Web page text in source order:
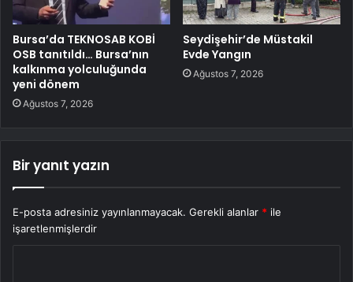
Bursa’da TEKNOSAB KOBİ
OSB tanıtıldı… Bursa’nın
kalkınma yolculuğunda
yeni dönem
Ağustos 7, 2026
Seydişehir’de Müstakil
Evde Yangın
Ağustos 7, 2026
Bir yanıt yazın
E-posta adresiniz yayınlanmayacak. Gerekli alanlar * ile
işaretlenmişlerdir